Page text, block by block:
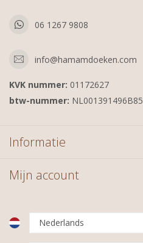
06 1267 9808
info@hamamdoeken.com
KVK nummer: 01172627
btw-nummer: NL001391496B85
Informatie
Mijn account